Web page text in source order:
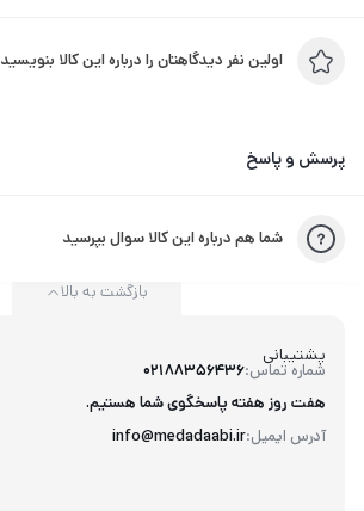
اولین نفر دیدگاهتان را درباره این کالا بنویسید
پرسش و پاسخ
شما هم درباره این کالا سوال بپرسید
پشتیبانی
شماره تماس:02188356436
آدرس ایمیل:info@medadaabi.ir
هفت روز هفته پاسخگوی شما هستیم.
بازگشت به بالا